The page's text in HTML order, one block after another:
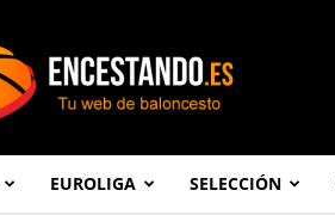
EUROLIGA SELECCIÓN